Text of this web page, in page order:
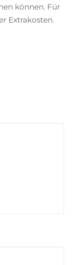
können. Für
Extrakosten.